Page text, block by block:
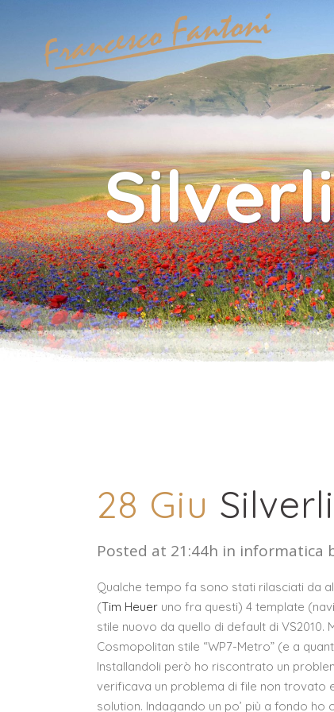
28 Giu
Posted at 21:44h in informatica
Qualche tempo fa sono stati rilasciati da
(Tim Heuer uno fra questi) 4 template
stile nuovo da quello di default di
Cosmopolitan stile “WP7-Metro” (e a
Installandoli però ho riscontrato un
verificava un problema di file non trovato
solution. Indagando un po’ più a fondo ho